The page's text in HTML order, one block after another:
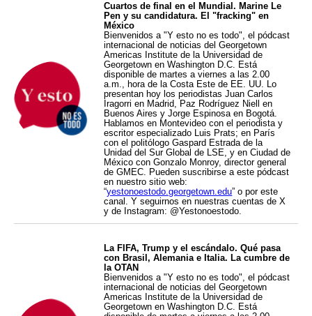
Cuartos de final en el Mundial. Marine Le
Pen y su candidatura. El "fracking" en
México
Bienvenidos a "Y esto no es todo", el pódcast
internacional de noticias del Georgetown
Americas Institute de la Universidad de
Georgetown en Washington D.C. Está
disponible de martes a viernes a las 2.00
a.m., hora de la Costa Este de EE. UU. Lo
presentan hoy los periodistas Juan Carlos
Iragorri en Madrid, Paz Rodríguez Niell en
Buenos Aires y Jorge Espinosa en Bogotá.
Hablamos en Montevideo con el periodista y
escritor especializado Luis Prats; en París
con el politólogo Gaspard Estrada de la
Unidad del Sur Global de LSE, y en Ciudad de
México con Gonzalo Monroy, director general
de GMEC. Pueden suscribirse a este pódcast
en nuestro sitio web:
“yestonoestodo.georgetown.edu” o por este
canal. Y seguirnos en nuestras cuentas de X
y de Instagram: @Yestonoestodo.
La FIFA, Trump y el escándalo. Qué pasa
con Brasil, Alemania e Italia. La cumbre de
la OTAN
Bienvenidos a "Y esto no es todo", el pódcast
internacional de noticias del Georgetown
Americas Institute de la Universidad de
Georgetown en Washington D.C. Está